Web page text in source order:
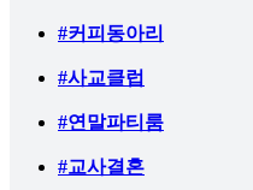
#커피동아리
#사교클럽
#연말파티룸
#교사결혼